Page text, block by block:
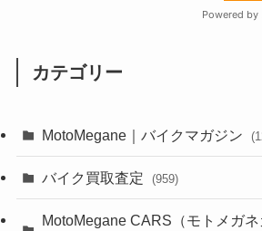
カテゴリー
MotoMegane｜バイクマガジン
(44)
バイク買取査定 (959)
MotoMegane CARS（モトメガ